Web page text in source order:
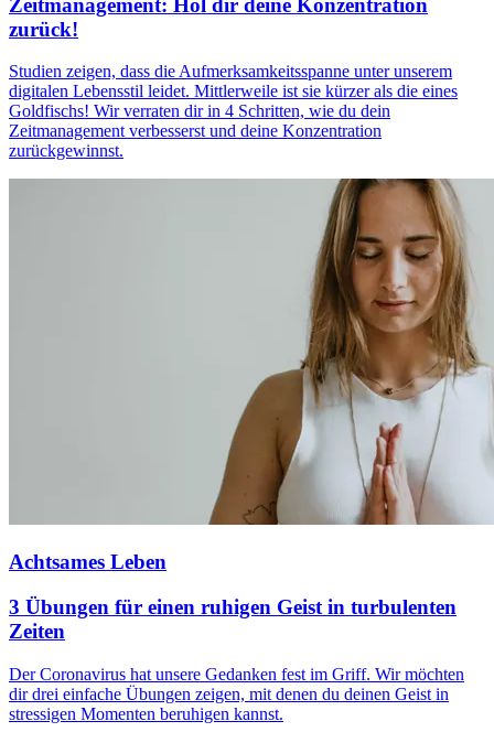
zurück!
Studien zeigen, dass die Aufmerksamkeitsspanne unter unserem
digitalen Lebensstil leidet. Mittlerweile ist sie kürzer als die eines
Goldfischs! Wir verraten dir in 4 Schritten, wie du dein
Zeitmanagement verbesserst und deine Konzentration
zurückgewinnst.
Achtsames Leben
3 Übungen für einen ruhigen Geist in turbulenten
Zeiten
Der Coronavirus hat unsere Gedanken fest im Griff. Wir möchten
dir drei einfache Übungen zeigen, mit denen du deinen Geist in
stressigen Momenten beruhigen kannst.